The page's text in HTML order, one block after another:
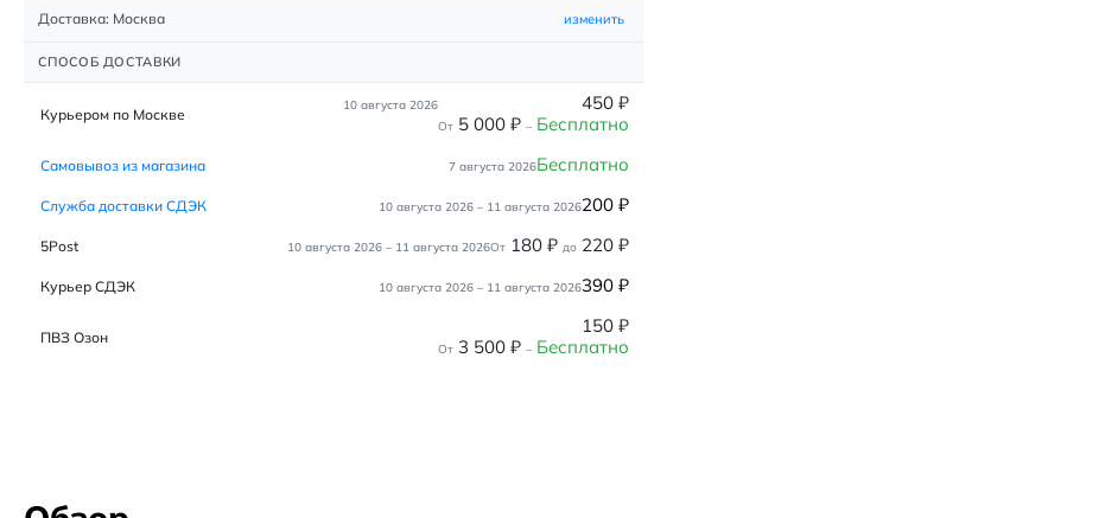
Доставка: Москва изменить
СПОСОБ ДОСТАВКИ
Курьером по Москве 10 августа 2026 450 ₽
От 5 000 ₽ – Бесплатно
Самовывоз из магазина 7 августа 2026Бесплатно
Служба доставки СДЭК 10 августа 2026 – 11 августа 2026200 ₽
5Post 10 августа 2026 – 11 августа 2026От 180 ₽ до 220 ₽
Курьер СДЭК 10 августа 2026 – 11 августа 2026390 ₽
ПВЗ Озон 150 ₽
От 3 500 ₽ – Бесплатно